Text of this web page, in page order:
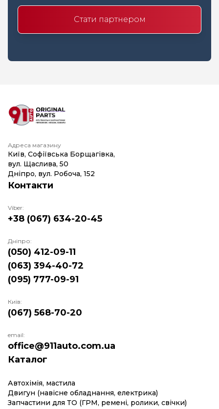
Стати партнером
Адреса магазину
Київ, Софіївська Борщагівка,
вул. Щаслива, 50
Дніпро, вул. Робоча, 152
Каталог
Автохімія, мастила
Двигун (навісне обладнання, електрика)
Запчастини для ТО (ГРМ, ремені, ролики, свічки)
Контакти
Viber:
+38 (067) 634-20-45
Дніпро:
(050) 412-09-11
(063) 394-40-72
(095) 777-09-91
Київ:
(067) 568-70-20
email:
office@911auto.com.ua